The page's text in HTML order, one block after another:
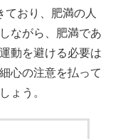
おり、肥満の人
ながら、肥満であ
動を避ける必要は
心の注意を払って
ょう。